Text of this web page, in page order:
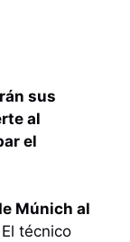
sus
al
el
Múnich al
técnico